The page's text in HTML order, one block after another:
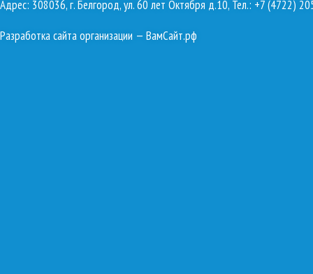
Адрес: 308036, г. Белгород, ул. 60 лет Октября д.10, Тел.: +7 (4722)
Разработка сайта организации — ВамСайт.рф